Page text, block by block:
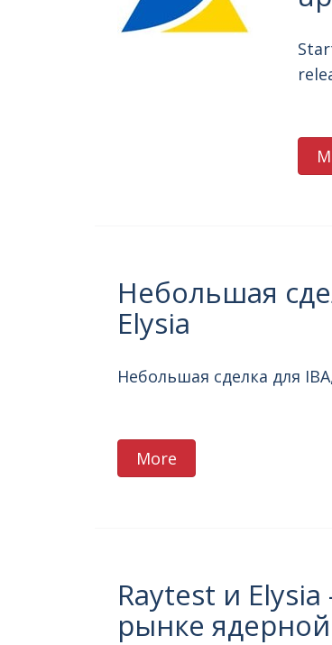
Небольшая
Elysia
Небольшая сделка для
More
Raytest и
рынке